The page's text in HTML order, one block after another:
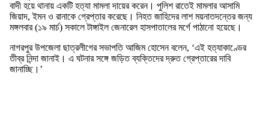
বাদী হয়ে থানায় একটি হত্যা মামলা দায়ের করেন। পুলিশ রাতেই মামলার আসামি
জিয়াদ, ইমন ও রানাকে গ্রেপ্তার করেছে। নিহত জাহিদের লাশ ময়নাতদন্তের জন্য
মঙ্গলবার (১৯ মার্চ) সকালে টাঙ্গাইল জেনারেল হাসপাতালের মর্গে পাঠানো হয়েছে।
নাগরপুর উপজেলা ছাত্রলীগের সভাপতি আজিম হোসেন বলেন, ‘এই হত্যাকাণ্ডের
তীব্র নিন্দা জানাই। এ ঘটনার সঙ্গে জড়িত ব্যক্তিদের দ্রুত গ্রেপ্তারের দাবি
জানাচ্ছি।’